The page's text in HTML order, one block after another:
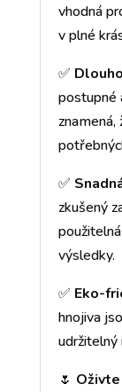
vhodná
v plné
✅
postupné
✅
zkušený
výsledky.
✅ Eko-
hnojiva
udržitelný
🌷